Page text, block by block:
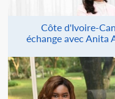
Côte d'Ivoire-
échange avec Anita